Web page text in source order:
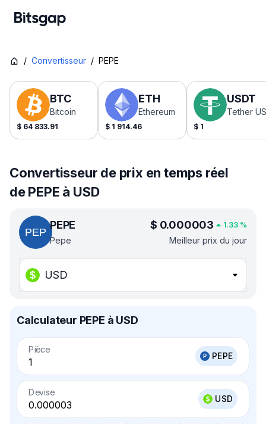
/ Convertisseur / PEPE
BTC
Bitcoin
$ 64 833.91
ETH
Ethereum
$ 1 914.46
USDT
Tether
$ 1
Convertisseur de prix en temps réel
de PEPE à USD
PEPE
Pepe
$ 0.000003 1.33 %
Meilleur prix du jour
USD
Calculateur PEPE à USD
Pièce
PEPE
Devise
USD